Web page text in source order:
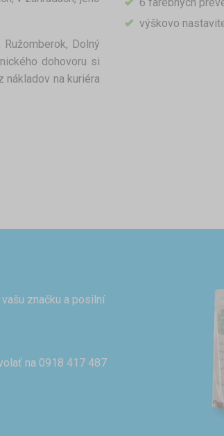
Dolný
dohovoru si
na kuriéra
výškovo
značku a posilní
na 0918 417 487